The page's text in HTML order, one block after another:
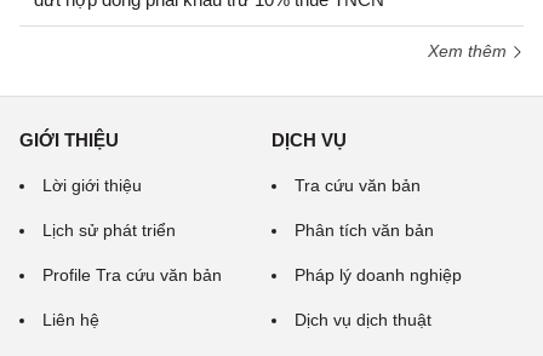
Xem thêm
GIỚI THIỆU
Lời giới thiệu
Lịch sử phát triển
Profile Tra cứu văn bản
Liên hệ
DỊCH VỤ
Tra cứu văn bản
Phân tích văn bản
Pháp lý doanh nghiệp
Dịch vụ dịch thuật